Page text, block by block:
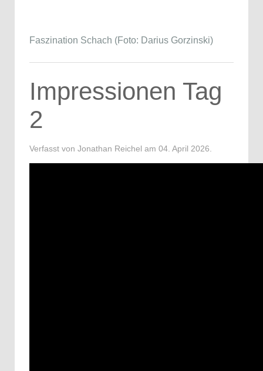
Faszination Schach (Foto: Darius Gorzinski)
Impressionen Tag
2
Verfasst von Jonathan Reichel am 04. April 2026